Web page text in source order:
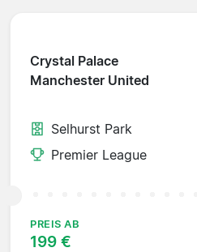
Crystal Palace
Manchester United
Selhurst Park
Premier League
PREIS AB
199 €